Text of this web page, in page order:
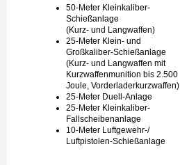
50-Meter Kleinkaliber-
Schießanlage
(Kurz- und Langwaffen)
25-Meter Klein- und
Großkaliber-Schießanlage
(Kurz- und Langwaffen mit
Kurzwaffenmunition bis 2.500
Joule, Vorderladerkurzwaffen)
25-Meter Duell-Anlage
25-Meter Kleinkaliber-
Fallscheibenanlage
10-Meter Luftgewehr-/
Luftpistolen-Schießanlage